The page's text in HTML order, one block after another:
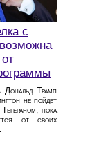
с
Трамп
не пойдет
пока
от своих